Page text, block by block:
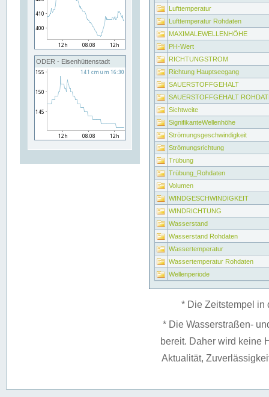
ODER - Eisenhüttenstadt
Lufttemperatur
Lufttemperatur Rohdaten
MAXIMALEWELLENHÖHE
PH-Wert
RICHTUNGSTROM
Richtung Hauptseegang
SAUERSTOFFGEHALT
SAUERSTOFFGEHALT
Sichtweite
SignifikanteWellenhöhe
Strömungsgeschwindigkeit
Strömungsrichtung
Trübung
Trübung_Rohdaten
Volumen
WINDGESCHWINDIGKEIT
WINDRICHTUNG
Wasserstand
Wasserstand Rohdaten
Wassertemperatur
Wassertemperatur Rohdaten
Wellenperiode
* Die Zeitstempel in
* Die Wasserstraßen-
bereit. Daher wird keine
Aktualität,